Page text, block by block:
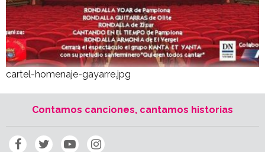
cartel-homenaje-gayarre.jpg
Contamos canciones, cantamos historias